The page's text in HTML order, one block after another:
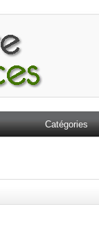
Catégories